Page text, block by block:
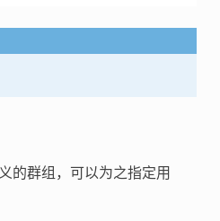
的群组，可以为之指定用